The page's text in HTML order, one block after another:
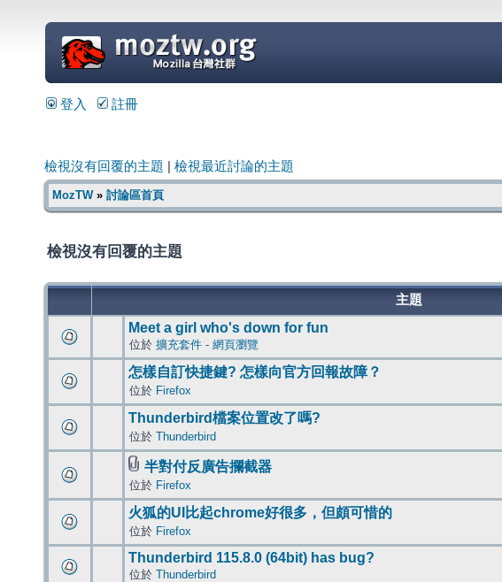
=
登入 註冊
檢視沒有回覆的主題 檢視最近討論的主題
MozTW» 討論區首頁
檢視沒有回覆的主題
主題
Meet a girl who's down for fun
位於 擴充套件 - 網頁瀏覽
怎樣自訂快捷鍵? 怎樣向官方回報故障？
位於 Firefox
Thunderbird檔案位置改了嗎?
位於 Thunderbird
半對付反廣告攔截器
位於 Firefox
火狐的UI比起chrome好很多，但頗可惜的
位於 Firefox
Thunderbird 115.8.0 (64bit) has bug?
位於 Thunderbird